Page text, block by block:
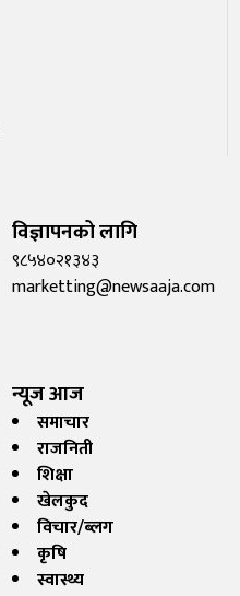
विज्ञापनको लागि
९८५४०२१३४३
marketting@newsaaja.com
न्यूज आज
समाचार
राजनिती
शिक्षा
खेलकुद
विचार/ब्लग
कृषि
स्वास्थ्य